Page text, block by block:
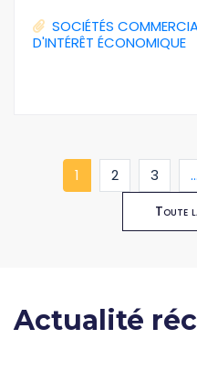
SOCIÉTÉS
D'INTÉRÊT ÉCONOMIQUE
1 (current)
2 3 ...
Toute
Actualité